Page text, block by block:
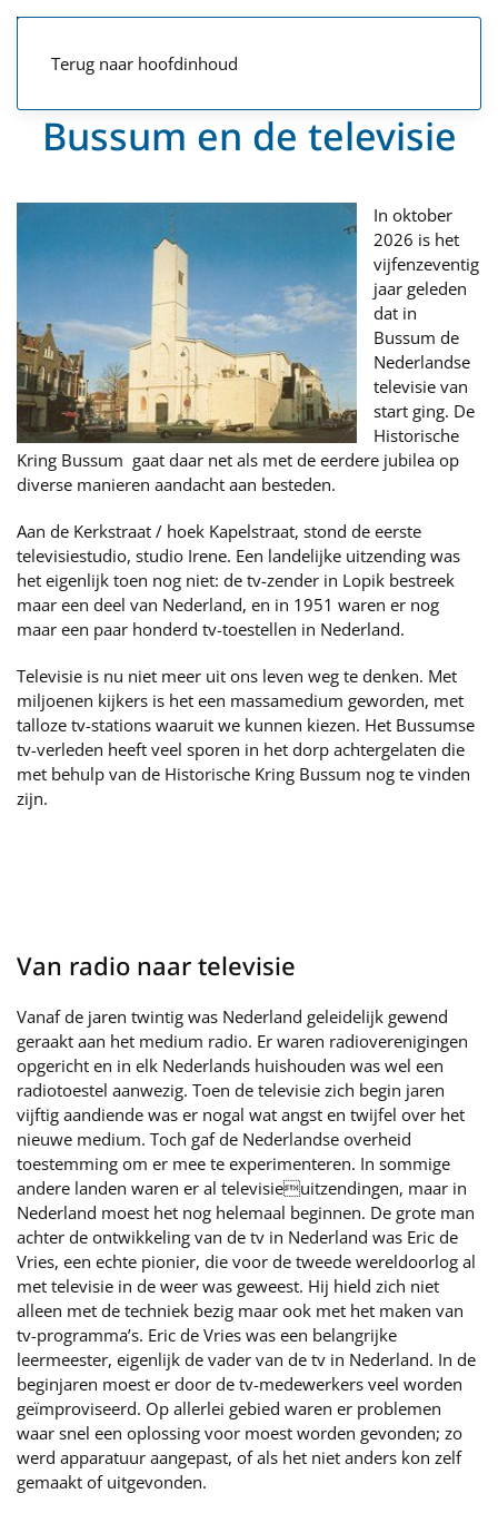
Terug naar hoofdinhoud
Bussum en de televisie
In oktober
2026 is het
vijfenzeventig
jaar geleden
dat in
Bussum de
Nederlandse
televisie van
start ging. De
Historische
Kring Bussum gaat daar net als met de eerdere jubilea op
diverse manieren aandacht aan besteden.
Aan de Kerkstraat / hoek Kapelstraat, stond de eerste
televisiestudio, studio Irene. Een landelijke uitzending was
het eigenlijk toen nog niet: de tv-zender in Lopik bestreek
maar een deel van Nederland, en in 1951 waren er nog
maar een paar honderd tv-toestellen in Nederland.
Televisie is nu niet meer uit ons leven weg te denken. Met
miljoenen kijkers is het een massamedium geworden, met
talloze tv-stations waaruit we kunnen kiezen. Het Bussumse
tv-verleden heeft veel sporen in het dorp achtergelaten die
met behulp van de Historische Kring Bussum nog te vinden
zijn.
Van radio naar televisie
Vanaf de jaren twintig was Nederland geleidelijk gewend
geraakt aan het medium radio. Er waren radioverenigingen
opgericht en in elk Nederlands huishouden was wel een
radiotoestel aanwezig. Toen de televisie zich begin jaren
vijftig aandiende was er nogal wat angst en twijfel over het
nieuwe medium. Toch gaf de Nederlandse overheid
toestemming om er mee te experimenteren. In sommige
andere landen waren er al televisieuitzendingen, maar in
Nederland moest het nog helemaal beginnen. De grote man
achter de ontwikkeling van de tv in Nederland was Eric de
Vries, een echte pionier, die voor de tweede wereldoorlog al
met televisie in de weer was geweest. Hij hield zich niet
alleen met de techniek bezig maar ook met het maken van
tv-programma’s. Eric de Vries was een belangrijke
leermeester, eigenlijk de vader van de tv in Nederland. In de
beginjaren moest er door de tv-medewerkers veel worden
geïmproviseerd. Op allerlei gebied waren er problemen
waar snel een oplossing voor moest worden gevonden; zo
werd apparatuur aangepast, of als het niet anders kon zelf
gemaakt of uitgevonden.